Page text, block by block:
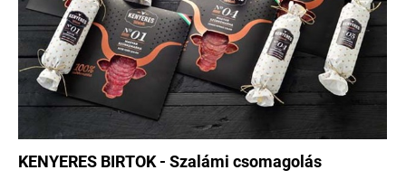
KENYERES BIRTOK - Szalámi csomagolás